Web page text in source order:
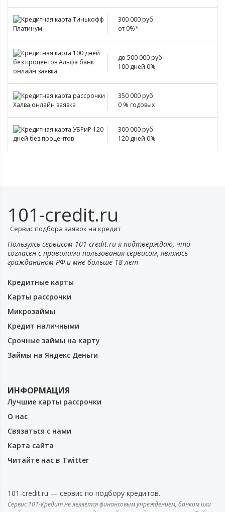
300 000 руб.
от 0%*
до 500 000 руб
100 дней 0%
350 000 руб
0 % годовых
300 000 руб.
120 дней 0%
101-credit.ru
Сервис подбора заявок на кредит
Пользуясь сервисом 101-credit.ru я подтверждаю, что
согласен с правилами пользования сервисом, являюсь
гражданином РФ и мне больше 18 лет
Кредитные карты
Карты рассрочки
Микрозаймы
Кредит наличными
Срочные займы на карту
Займы на Яндекс Деньги
ИНФОРМАЦИЯ
Лучшие карты рассрочки
О нас
Связаться с нами
Карта сайта
Читайте нас в Twitter
101-credit.ru — сервис по подбору кредитов.
Сервис 101-Кредит не является финансовым учреждением, банком или